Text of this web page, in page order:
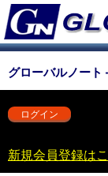
グローバルノート
ログイン
新規会員登録は